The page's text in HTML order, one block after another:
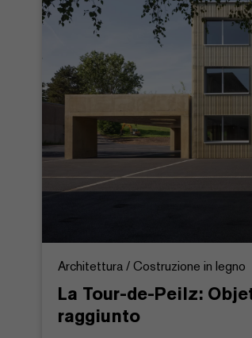
Architettura / Costruzione in legno
La Tour-de-Peilz:
raggiunto